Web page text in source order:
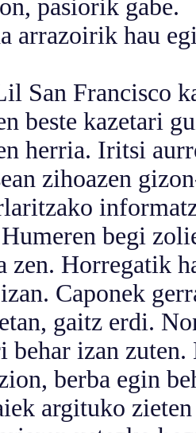
pasiorik gabe.
hau
Francisco
beste kazetari
herria. Iritsi
zihoazen
begi
zen. Horregatik
Caponek
gaitz erdi.
behar izan
berba egin
argituko